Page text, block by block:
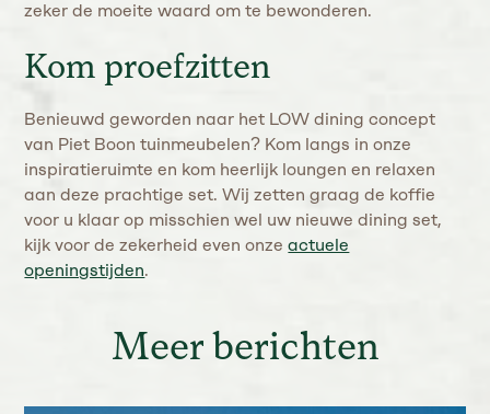
zeker de moeite waard om te bewonderen.
Kom proefzitten
Benieuwd geworden naar het LOW dining concept
van Piet Boon tuinmeubelen? Kom langs in onze
inspiratieruimte en kom heerlijk loungen en relaxen
aan deze prachtige set. Wij zetten graag de koffie
voor u klaar op misschien wel uw nieuwe dining set,
kijk voor de zekerheid even onzeactuele
openingstijden.
Meer berichten